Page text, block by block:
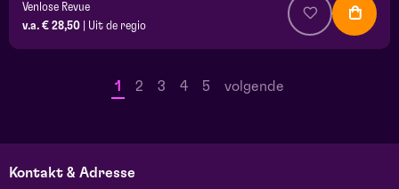
Venlose Revue
v.a. € 28,50
Uit de regio
1 2 3 4 5 volgende
Kontakt & Adresse